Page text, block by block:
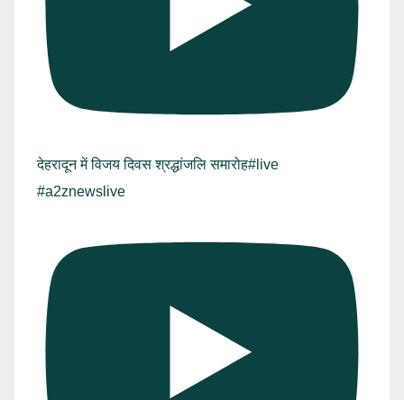
देहरादून में विजय दिवस श्रद्धांजलि समारोह#live
#a2znewslive